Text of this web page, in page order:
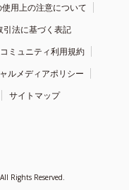
用上の注意について
引法に基づく表記
ミュニティ利用規約
ルメディアポリシー
サイトマップ
Rights Reserved.